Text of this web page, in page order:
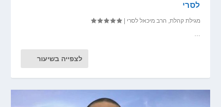
לסרי
מגילת קהלת הרב מיכאל לסרי |
לצפייה בשיעור